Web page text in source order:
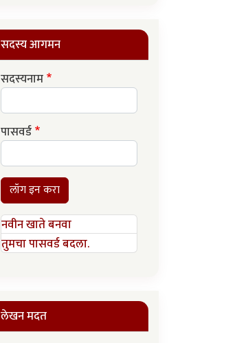
सदस्य आगमन
सदस्यनाम
पासवर्ड
लॉग इन करा
नवीन खाते बनवा
तुमचा पासवर्ड बदला.
लेखन मदत